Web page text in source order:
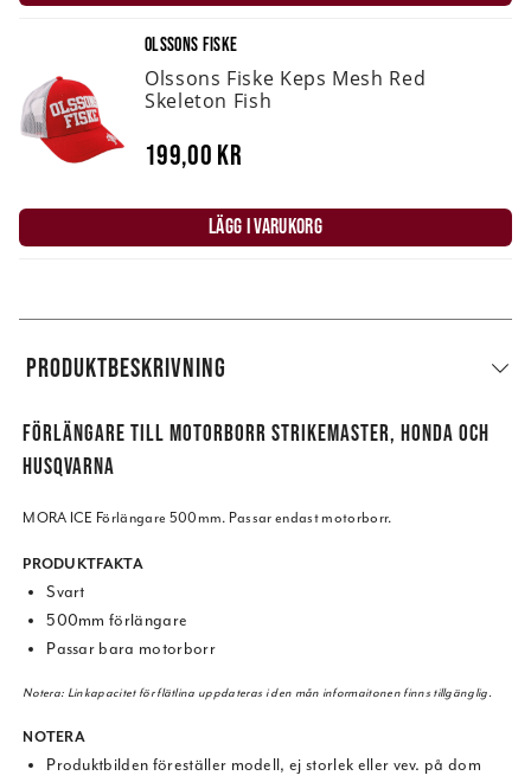
OLSSONS FISKE
Olssons Fiske Keps Mesh Red
Skeleton Fish
199,00 kr
LÄGG I VARUKORG
PRODUKTBESKRIVNING
FÖRLÄNGARE TILL MOTORBORR STRIKEMASTER, HONDA OCH
HUSQVARNA
MORA ICE Förlängare 500mm. Passar endast motorborr.
PRODUKTFAKTA
Svart
500mm förlängare
Passar bara motorborr
Notera: Linkapacitet för flätlina uppdateras i den mån informaitonen finns tillgänglig.
NOTERA
Produktbilden föreställer modell, ej storlek eller vev. på dom